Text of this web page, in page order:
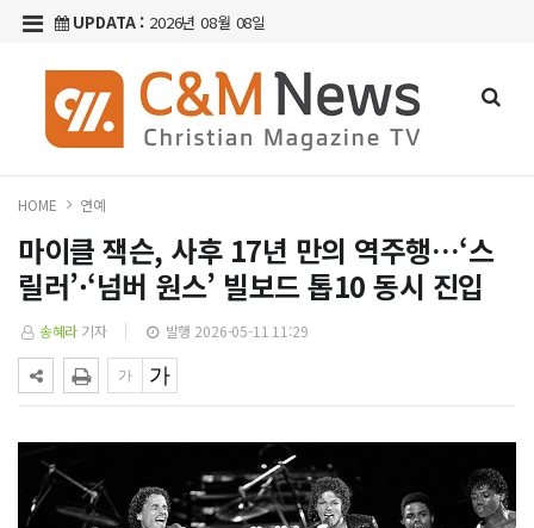
UPDATA : 2026년 08월 08일
HOME 연예
마이클 잭슨, 사후 17년 만의 역주행…‘스
릴러’·‘넘버 원스’ 빌보드 톱10 동시 진입
송혜라 기자 발행 2026-05-11 11:29